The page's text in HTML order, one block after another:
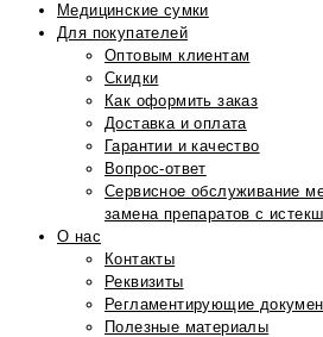
Медицинские сумки
Для покупателей
Оптовым клиентам
Скидки
Как оформить заказ
Доставка и оплата
Гарантии и качество
Вопрос-ответ
Сервисное обслуживание
замена препаратов с
О нас
Контакты
Реквизиты
Регламентирующие
Полезные материалы